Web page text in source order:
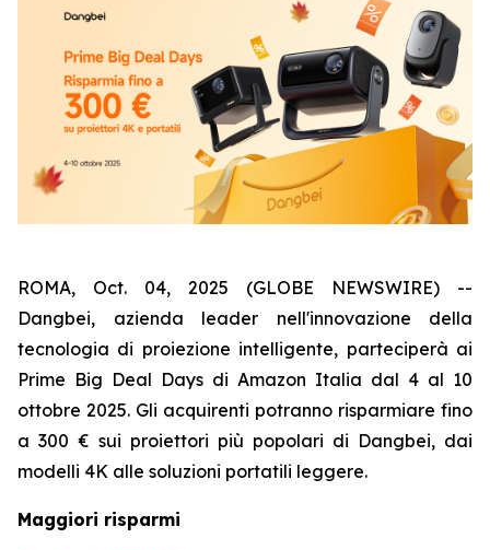
ROMA, Oct. 04, 2025 (GLOBE NEWSWIRE) --
Dangbei, azienda leader nell'innovazione della
tecnologia di proiezione intelligente, parteciperà ai
Prime Big Deal Days di Amazon Italia dal 4 al 10
ottobre 2025. Gli acquirenti potranno risparmiare fino
a 300 € sui proiettori più popolari di Dangbei, dai
modelli 4K alle soluzioni portatili leggere.
Maggiori risparmi